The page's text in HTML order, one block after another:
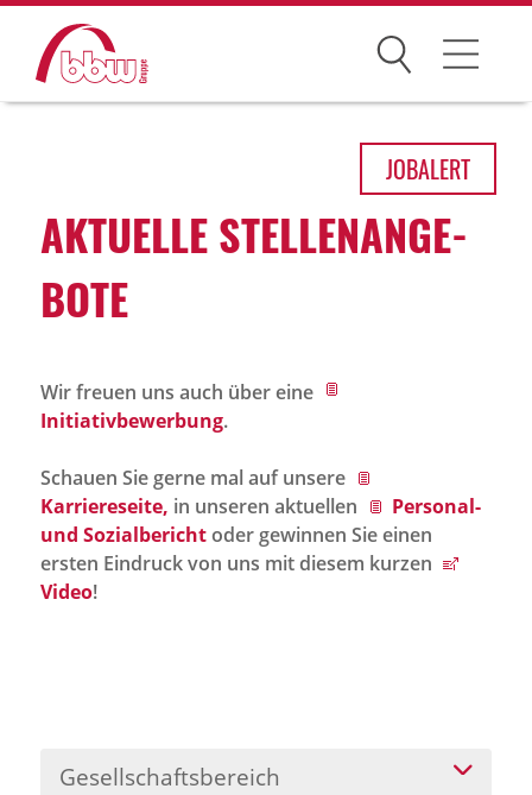
Suchen
Über uns
Historie
bbw als Arbeitgeber
Jobportal
Presse und Medien
Karriere
JOBALERT
AKTU­ELLE STEL­LEN­AN­GE­
BOTE
Wir freuen uns auch über eine
Initiativbewerbung.
Schauen Sie gerne mal auf unsere
Karriereseite, in unseren aktuellen
Personal-
und Sozialberichtoder gewinnen Sie einen
ersten Eindruck von uns mit diesem kurzen
Video!
Gesellschaftsbereich